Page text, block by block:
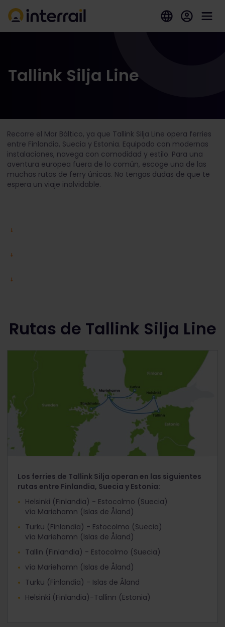
Tallink Silja Line
Recorre el Mar Báltico, ya que Tallink Silja Line opera ferries
entre Finlandia, Suecia y Estonia. Equipado con modernas
instalaciones, navega con comodidad y estilo. Para una
aventura europea fuera de lo común, escoge una de las
muchas rutas de ferry únicas. No tengas dudas de que te
espera un viaje inolvidable.
Rutas de Tallink Silja Line
Los ferries de Tallink Silja operan en las siguientes
rutas entre Finlandia, Suecia y Estonia:
Helsinki (Finlandia) - Estocolmo (Suecia)
vía Mariehamn (Islas de Åland)
Turku (Finlandia) - Estocolmo (Suecia)
vía Mariehamn (Islas de Åland)
Tallin (Finlandia) - Estocolmo (Suecia)
vía Mariehamn (Islas de Åland)
Turku (Finlandia) - Islas de Åland
Helsinki (Finlandia)-Tallinn (Estonia)